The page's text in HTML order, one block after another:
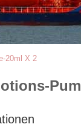
20ml X 2